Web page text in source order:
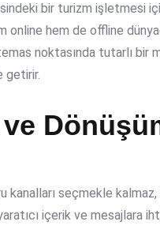
bir turizm işletmesi
online hem de offline
noktasında tutarlı bir
getirir.
ve
kanalları seçmekle
içerik ve mesajlara